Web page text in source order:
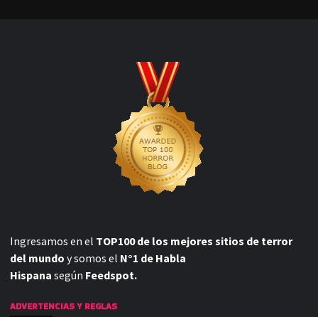
Ingresamos en el TOP100 de los mejores sitios de terror
del mundo y somos el N°1 de Habla
Hispana según Feedspot.
ADVERTENCIAS Y REGLAS